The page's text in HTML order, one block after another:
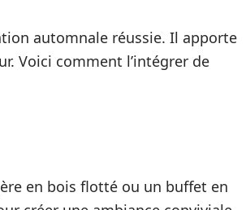
automnale réussie. Il apporte
Voici comment l’intégrer de
en bois flotté ou un buffet en